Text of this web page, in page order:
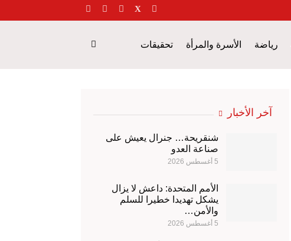
رياضة الأسرة والمرأة تحقيقات
آخر الأخبار
شنقريحة… جنرال يعيش على
صناعة العدو
5 أغسطس 2026
الأمم المتحدة: داعش لا يزال
يشكل تهديدا خطيرا للسلم
والأمن…
5 أغسطس 2026